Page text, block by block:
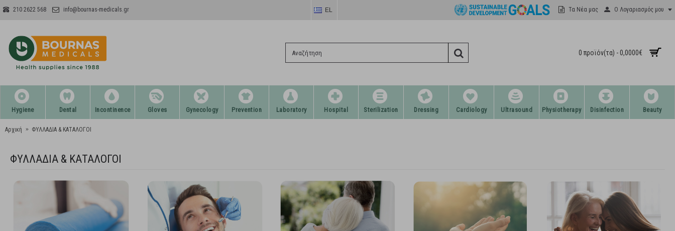
210 2622 568 info@bournas-medicals.gr EL Τα Νέα μας Ο Λογαριασμός μου
0 προϊόν(τα) - 0,0000€
Hygiene Dental Incontinence Gloves Gynecology Prevention Laboratory Hospital Sterilization Dressing Cardiology Ultrasound Physiotherapy Disinfection Beauty
Αρχική ΦΥΛΛΑΔΙΑ & ΚΑΤΑΛΟΓΟΙ
ΦΥΛΛΑΔΙΑ & ΚΑΤΑΛΟΓΟΙ